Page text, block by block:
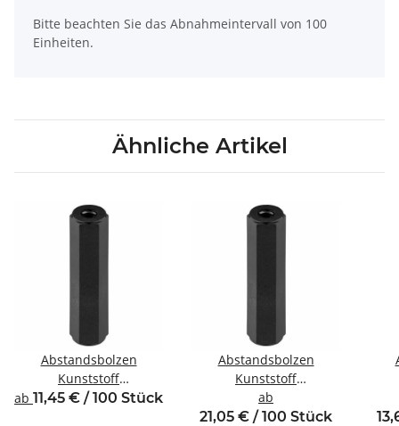
Bitte beachten Sie das Abnahmeintervall von 100
Einheiten.
Ähnliche Artikel
Abstandsbolzen
Kunststoff
Innen/Innengewinde M3
ab 11,45 € / 100 Stück
Abstandsbolzen
Kunststoff
Innen/Innengewinde M6
SW10
ab
21,05 € / 100 Stück